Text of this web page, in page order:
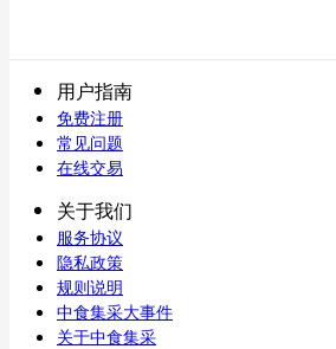
用户指南
免费注册
常见问题
在线交易
关于我们
服务协议
隐私政策
规则说明
中食集采大事件
关于中食集采